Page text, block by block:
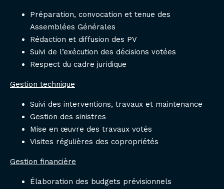
Préparation, convocation et tenue des
Assemblées Générales
Rédaction et diffusion des PV
Suivi de l’exécution des décisions votées
Respect du cadre juridique
Gestion technique
Suivi des interventions, travaux et maintenance
Gestion des sinistres
Mise en œuvre des travaux votés
Visites régulières des copropriétés
Gestion financière
Élaboration des budgets prévisionnels